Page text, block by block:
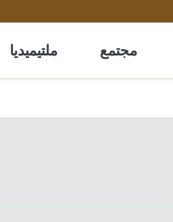
مجتمع ملتيميديا